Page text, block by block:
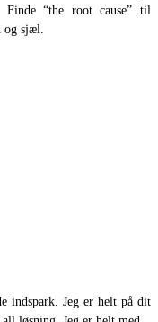
Finde “the root cause” til
og sjæl.
indspark. Jeg er helt på dit